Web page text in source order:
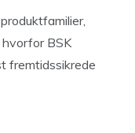
hvorfor BSK
fremtidssikrede